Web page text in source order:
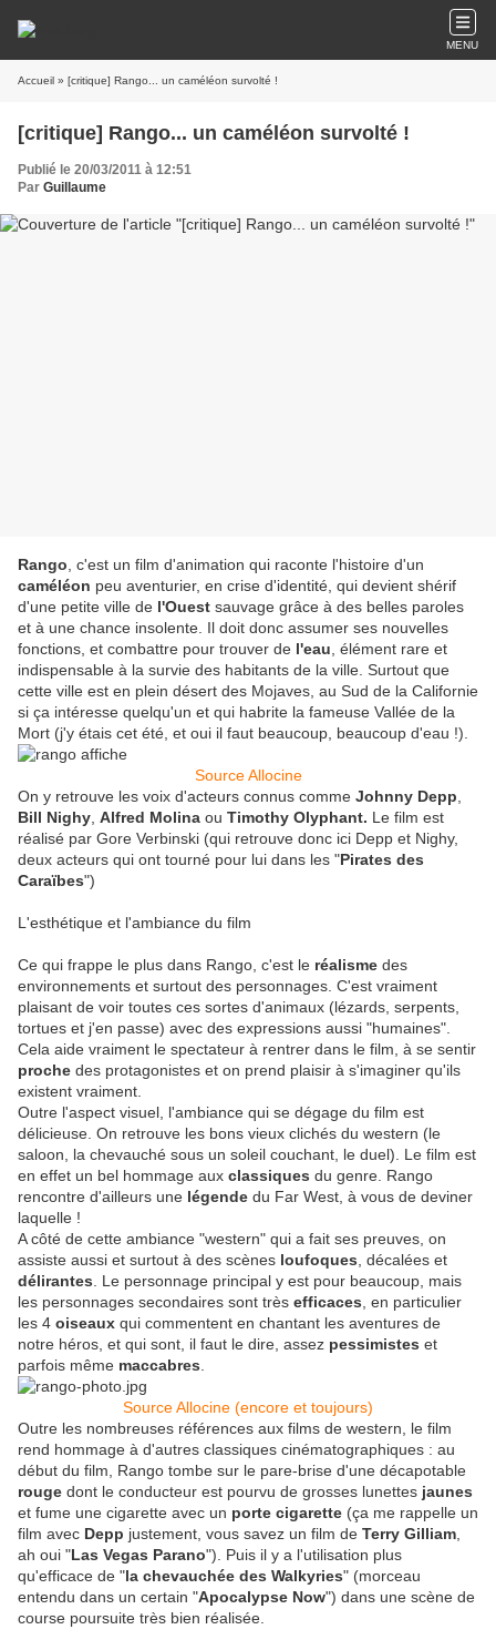
MENU
Accueil » [critique] Rango... un caméléon survolté !
[critique] Rango... un caméléon survolté !
Publié le 20/03/2011 à 12:51
Par Guillaume
Rango , c'est un film d'animation qui raconte l'histoire d'un
caméléon peu aventurier, en crise d'identité, qui devient shérif
d'une petite ville de l'Ouest sauvage grâce à des belles paroles
et à une chance insolente. Il doit donc assumer ses nouvelles
fonctions, et combattre pour trouver de l'eau , élément rare et
indispensable à la survie des habitants de la ville. Surtout que
cette ville est en plein désert des Mojaves, au Sud de la Californie
si ça intéresse quelqu'un et qui habrite la fameuse Vallée de la
Mort (j'y étais cet été, et oui il faut beaucoup, beaucoup d'eau !).
Source Allocine
On y retrouve les voix d'acteurs connus comme Johnny Depp
Bill Nighy Alfred Molina ou Timothy Olyphant. Le film est
réalisé par Gore Verbinski (qui retrouve donc ici Depp et Nighy,
deux acteurs qui ont tourné pour lui dans les "Pirates des
Caraïbes")
L'esthétique et l'ambiance du film
Ce qui frappe le plus dans Rango, c'est le réalisme des
environnements et surtout des personnages. C'est vraiment
plaisant de voir toutes ces sortes d'animaux (lézards, serpents,
tortues et j'en passe) avec des expressions aussi "humaines".
Cela aide vraiment le spectateur à rentrer dans le film, à se sentir
proche des protagonistes et on prend plaisir à s'imaginer qu'ils
existent vraiment.
Outre l'aspect visuel, l'ambiance qui se dégage du film est
délicieuse. On retrouve les bons vieux clichés du western (le
saloon, la chevauché sous un soleil couchant, le duel). Le film est
en effet un bel hommage aux classiques du genre. Rango
rencontre d'ailleurs une légende du Far West, à vous de deviner
laquelle !
A côté de cette ambiance "western" qui a fait ses preuves, on
assiste aussi et surtout à des scènes loufoques , décalées et
délirantes . Le personnage principal y est pour beaucoup, mais
les personnages secondaires sont très efficaces , en particulier
les 4 oiseaux qui commentent en chantant les aventures de
notre héros, et qui sont, il faut le dire, assez pessimistes et
parfois même maccabres
Source Allocine (encore et toujours)
Outre les nombreuses références aux films de western, le film
rend hommage à d'autres classiques cinématographiques : au
début du film, Rango tombe sur le pare-brise d'une décapotable
rouge dont le conducteur est pourvu de grosses lunettes jaunes
et fume une cigarette avec un porte cigarette (ça me rappelle un
film avec Depp justement, vous savez un film de Terry Gilliam
ah oui "Las Vegas Parano"). Puis il y a l'utilisation plus
qu'efficace de "la chevauchée des Walkyries" (morceau
entendu dans un certain "Apocalypse Now") dans une scène de
course poursuite très bien réalisée.